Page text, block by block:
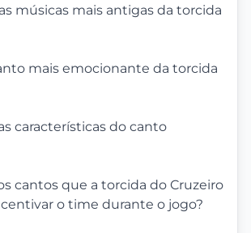
músicas mais antigas da torcida
mais emocionante da torcida
características do canto
cantos que a torcida do Cruzeiro
o time durante o jogo?